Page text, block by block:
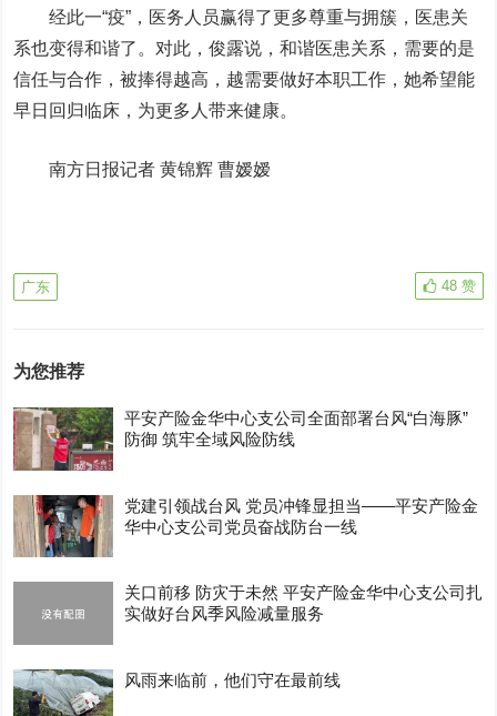
经此一“疫”，医务人员赢得了更多尊重与拥簇，医患关
系也变得和谐了。对此，俊露说，和谐医患关系，需要的是
信任与合作，被捧得越高，越需要做好本职工作，她希望能
早日回归临床，为更多人带来健康。
南方日报记者 黄锦辉 曹嫒嫒
广东 48 赞
为您推荐
平安产险金华中心支公司全面部署台风“白海豚”
防御 筑牢全域风险防线
党建引领战台风 党员冲锋显担当——平安产险金
华中心支公司党员奋战防台一线
关口前移 防灾于未然 平安产险金华中心支公司扎
实做好台风季风险减量服务
风雨来临前，他们守在最前线